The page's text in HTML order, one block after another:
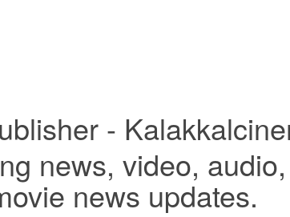
-
news, video,
news updates.